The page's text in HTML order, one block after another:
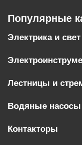
Популярные
Электрика и свет
Лестницы и
Водяные насосы
Контакторы